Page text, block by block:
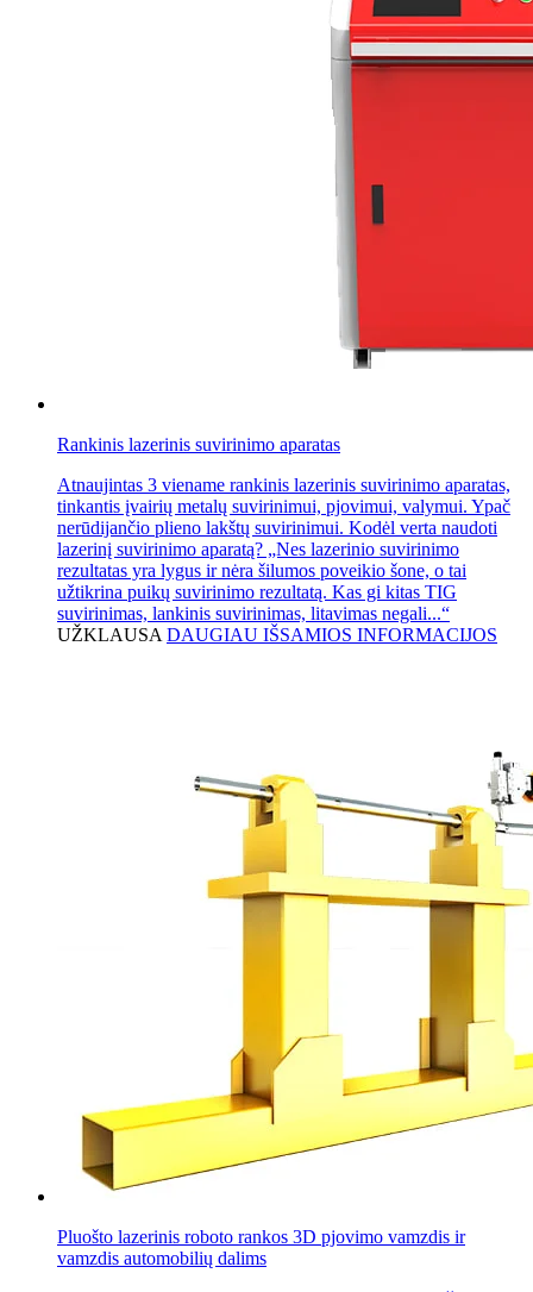
Rankinis lazerinis suvirinimo aparatas
Atnaujintas 3 viename rankinis lazerinis suvirinimo aparatas,
tinkantis įvairių metalų suvirinimui, pjovimui, valymui. Ypač
nerūdijančio plieno lakštų suvirinimui. Kodėl verta naudoti
lazerinį suvirinimo aparatą? „Nes lazerinio suvirinimo
rezultatas yra lygus ir nėra šilumos poveikio šone, o tai
užtikrina puikų suvirinimo rezultatą. Kas gi kitas TIG
suvirinimas, lankinis suvirinimas, litavimas negali...“
UŽKLAUSA DAUGIAU IŠSAMIOS INFORMACIJOS
Pluošto lazerinis roboto rankos 3D pjovimo vamzdis ir
vamzdis automobilių dalims